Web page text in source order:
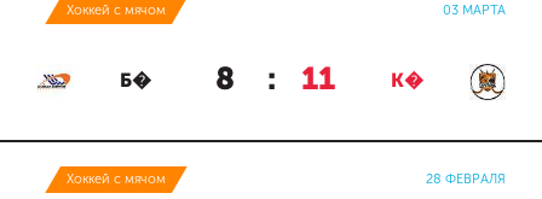
Хоккей с мячом 03 МАРТА
Б� 8 : 11 К�
Хоккей с мячом 28 ФЕВРАЛЯ